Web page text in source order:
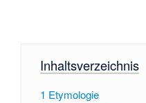
Inhaltsverzeichnis
1 Etymologie